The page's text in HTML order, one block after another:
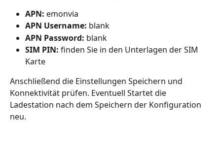
APN: emonvia
APN Username: blank
APN Password: blank
SIM PIN: finden Sie in den Unterlagen der SIM
Karte
Anschließend die Einstellungen Speichern und
Konnektivität prüfen. Eventuell Startet die
Ladestation nach dem Speichern der Konfiguration
neu.